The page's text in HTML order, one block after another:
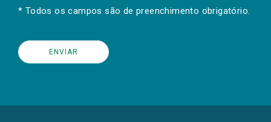
* Todos os campos são de preenchimento obrigatório.